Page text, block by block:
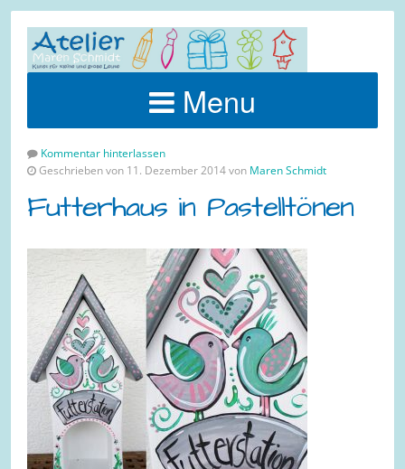
Menu
Kommentar hinterlassen
Geschrieben von 11. Dezember 2014 von Maren Schmidt
Futterhaus in Pastelltönen